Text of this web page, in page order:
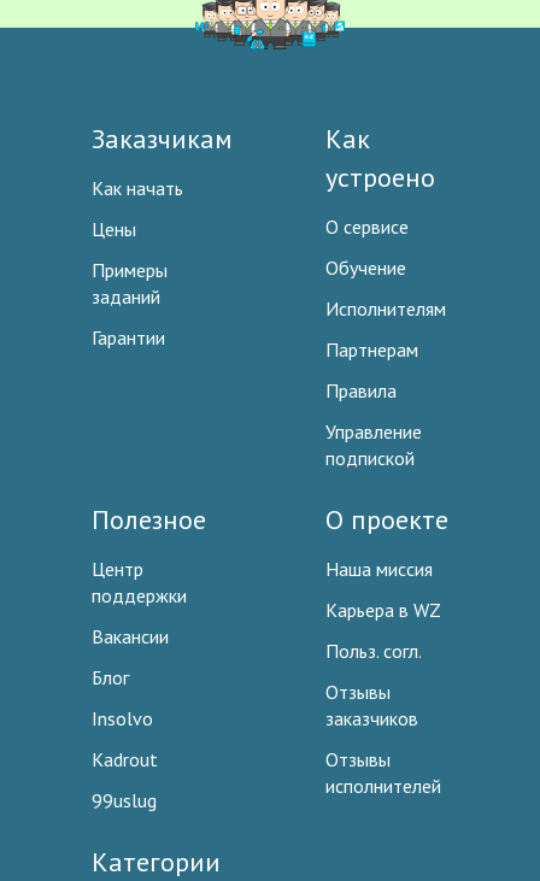
Заказчикам
Как начать
Цены
Примеры
заданий
Гарантии
Как
устроено
О сервисе
Обучение
Исполнителям
Партнерам
Правила
Управление
подпиской
Полезное
Центр
поддержки
Вакансии
Блог
Insolvo
Kadrout
99uslug
О проекте
Наша миссия
Карьера в WZ
Польз. согл.
Отзывы
заказчиков
Отзывы
исполнителей
Категории